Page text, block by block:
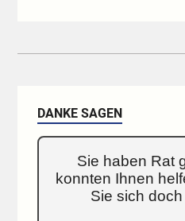
DANKE SAGEN
Sie haben Rat
konnten Ihnen
Sie sich